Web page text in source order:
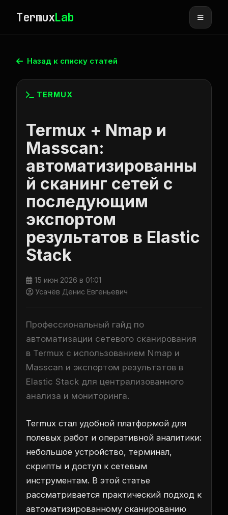
TermuxLab
Назад к списку статей
TERMUX
Termux + Nmap и
Masscan:
автоматизированны
й сканинг сетей с
последующим
экспортом
результатов в Elastic
Stack
15 июн 2026 в 01:01
Усачёв Денис Евгеньевич
Профессиональный гайд по
автоматизации сетевого сканирования
в Termux с использованием Nmap и
Masscan и экспортом результатов в
Elastic Stack для централизованного
анализа и мониторинга.
Termux стал удобной платформой для
полевых работ и оперативной аналитики:
небольшое устройство, терминал,
скрипты и доступ к сетевым
инструментам. В этой статье
рассматривается практический подход к
автоматизированному сканированию